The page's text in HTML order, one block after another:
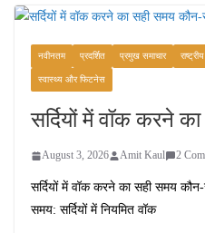
खाने के
August
नवीनतम प्रदर्शित प्रमुख समाचार राष्ट्रीय
स्वास्थ्य और फिटनेस
सर्दियों में वॉक करने
August 3, 2026 Amit Kaul 2
सर्दियों में वॉक करने का सही समय
समय: सर्दियों में नियमित वॉक